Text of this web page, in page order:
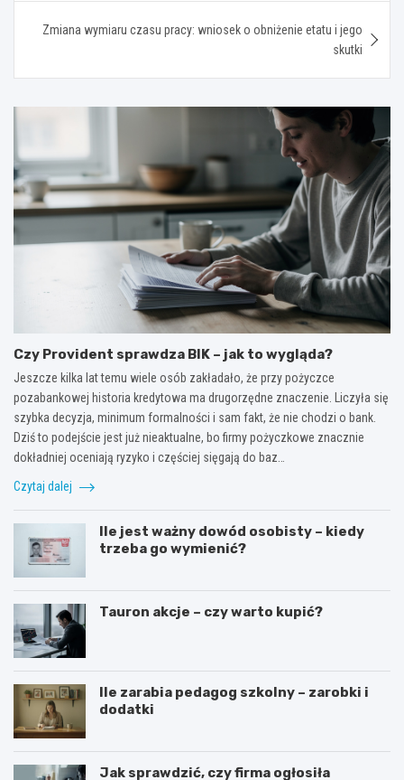
Zmiana wymiaru czasu pracy: wniosek o obniżenie etatu i jego
skutki
Czy Provident sprawdza BIK – jak to wygląda?
Jeszcze kilka lat temu wiele osób zakładało, że przy pożyczce
pozabankowej historia kredytowa ma drugorzędne znaczenie. Liczyła się
szybka decyzja, minimum formalności i sam fakt, że nie chodzi o bank.
Dziś to podejście jest już nieaktualne, bo firmy pożyczkowe znacznie
dokładniej oceniają ryzyko i częściej sięgają do baz…
Czytaj dalej
Ile jest ważny dowód osobisty – kiedy
trzeba go wymienić?
Tauron akcje – czy warto kupić?
Ile zarabia pedagog szkolny – zarobki i
dodatki
Jak sprawdzić, czy firma ogłosiła